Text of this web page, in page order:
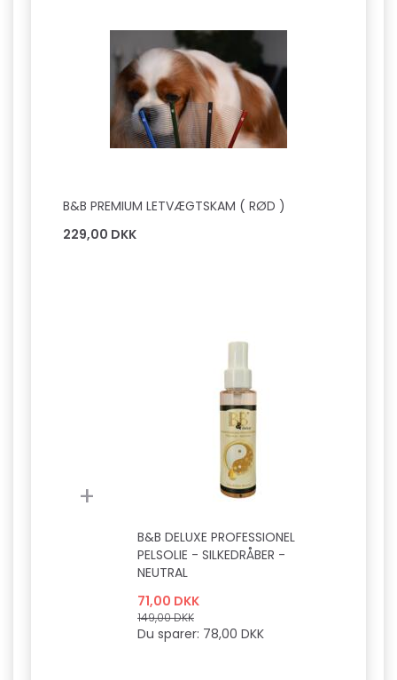
B&B PREMIUM LETVÆGTSKAM ( RØD )
229,00 DKK
+
B&B DELUXE PROFESSIONEL
PELSOLIE - SILKEDRÅBER -
NEUTRAL
71,00 DKK
149,00 DKK
Du sparer: 78,00 DKK